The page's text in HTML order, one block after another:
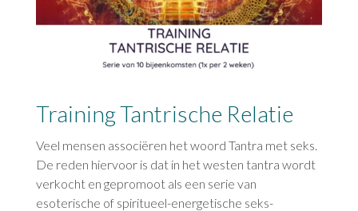
Training Tantrische Relatie
Veel mensen associëren het woord Tantra met seks.
De reden hiervoor is dat in het westen tantra wordt
verkocht en gepromoot als een serie van
esoterische of spiritueel-energetische seks-